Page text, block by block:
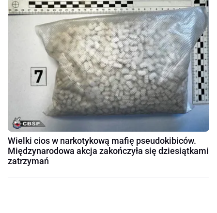
Wielki cios w narkotykową mafię pseudokibiców.
Międzynarodowa akcja zakończyła się dziesiątkami
zatrzymań